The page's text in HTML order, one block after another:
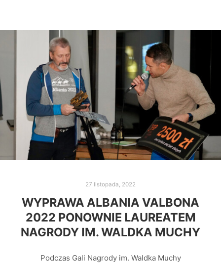
27 listopada, 2022
WYPRAWA ALBANIA VALBONA
2022 PONOWNIE LAUREATEM
NAGRODY IM. WALDKA MUCHY
Podczas Gali Nagrody im. Waldka Muchy